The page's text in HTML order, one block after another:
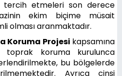
tercih etmeleri son derece
ekim biçime müsait
olması aranmaktadır.
Koruma Projesi kapsamına
toprak koruma kurulunca
bu bölgelerde
Ayrıca cinsi